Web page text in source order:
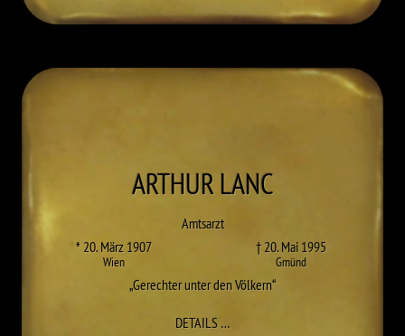
ARTHURLANC
Amtsarzt
* 20. März 1907
Wien
† 20. Mai 1995
Gmünd
Gerechter unter den Völkern
DETAILS…ZU ARTHUR LANC